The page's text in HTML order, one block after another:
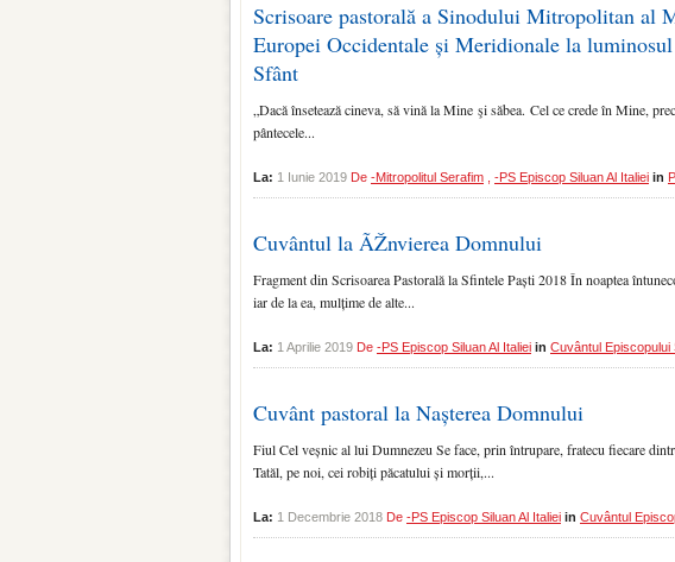
Scrisoare pastorală a Sinodului Mitropolitan al
Europei Occidentale și Meridionale la
Sfânt
„Dacă însetează cineva, să vină la Mine şi săbea. Cel ce crede în Mine,
pântecele...
La: 1 Iunie 2019 De -Mitropolitul Serafim -PS Episcop Siluan Al Italiei in
Cuvântul la ÃŽnvierea Domnului
Fragment din Scrisoarea Pastorală la Sfintele Paști 2018 În noaptea
iar de la ea, mulțime de alte...
La: 1 Aprilie 2019 De -PS Episcop Siluan Al Italiei in Cuvântul Episcopului
Cuvânt pastoral la Nașterea Domnului
Fiul Cel veșnic al lui Dumnezeu Se face, prin întrupare, fratecu fiecare
Tatăl, pe noi, cei robiți păcatului și morții,...
La: 1 Decembrie 2018 De -PS Episcop Siluan Al Italiei in Cuvântul